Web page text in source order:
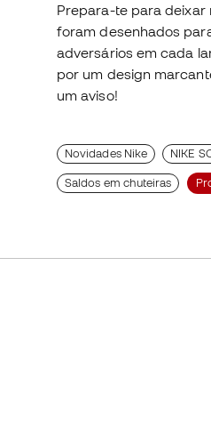
Prepara-te para deixar
foram desenhados
adversários em cada
por um design
um aviso!
Novidades Nike NIKE
Saldos em chuteiras